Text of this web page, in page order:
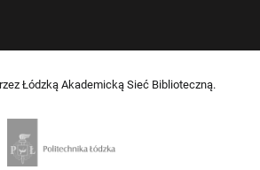
Łódzką Akademicką Sieć Biblioteczną.